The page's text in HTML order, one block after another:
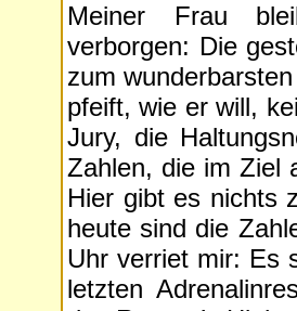
Meiner Frau
verborgen: Die
zum
pfeift, wie er will,
Jury, die
Zahlen, die im Ziel
Hier gibt es nichts
heute sind die
Uhr verriet mir: Es
letzten